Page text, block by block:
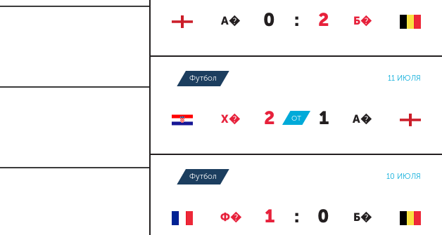
А� 0 : 2 Б�
Футбол 11 ИЮЛЯ
Х� 2 : 1 А�
ОТ
Футбол 10 ИЮЛЯ
Ф� 1 : 0 Б�